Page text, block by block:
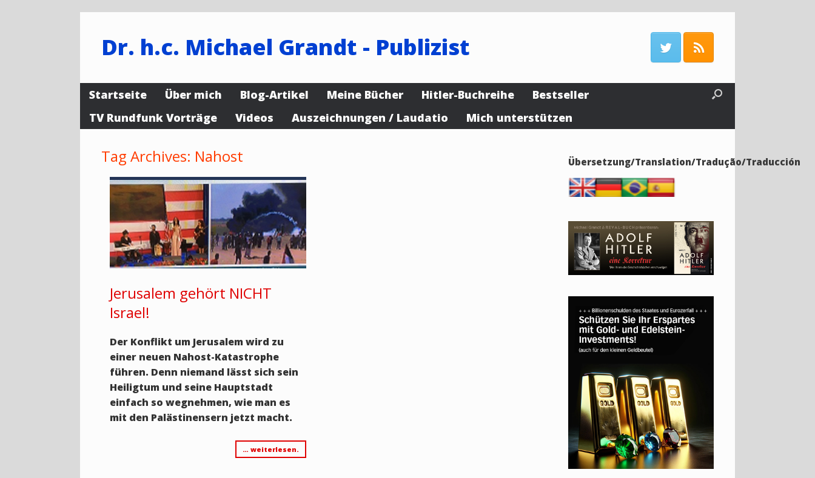
Dr. h.c. Michael Grandt - Publizist
Startseite Über mich Blog-Artikel Meine Bücher Hitler-Buchreihe
Bestseller
TV Rundfunk Vorträge
Videos Auszeichnungen / Laudatio Mich unterstützen
Tag Archives: Nahost
Jerusalem gehört NICHT
Israel!
Der Konflikt um Jerusalem wird zu
einer neuen Nahost-Katastrophe
führen. Denn niemand lässt sich sein
Heiligtum und seine Hauptstadt
einfach so wegnehmen, wie man es
mit den Palästinensern jetzt macht.
… weiterlesen.
Übersetzung/Translation/Tradução/Traducción